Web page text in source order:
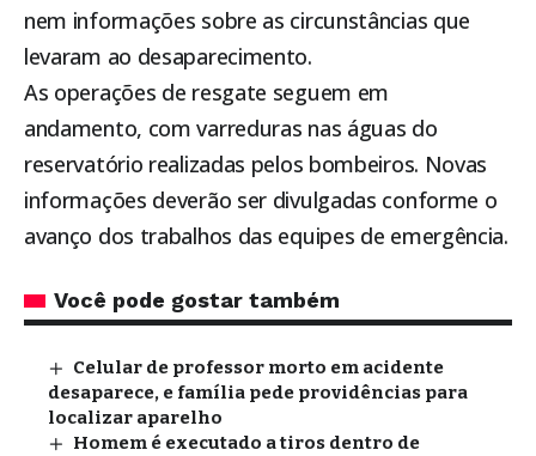
nem informações sobre as circunstâncias que
levaram ao desaparecimento.
As operações de resgate seguem em
andamento, com varreduras nas águas do
reservatório realizadas pelos bombeiros. Novas
informações deverão ser divulgadas conforme o
avanço dos trabalhos das equipes de emergência.
Você pode gostar também
Celular de professor morto em acidente
desaparece, e família pede providências para
localizar aparelho
Homem é executado a tiros dentro de